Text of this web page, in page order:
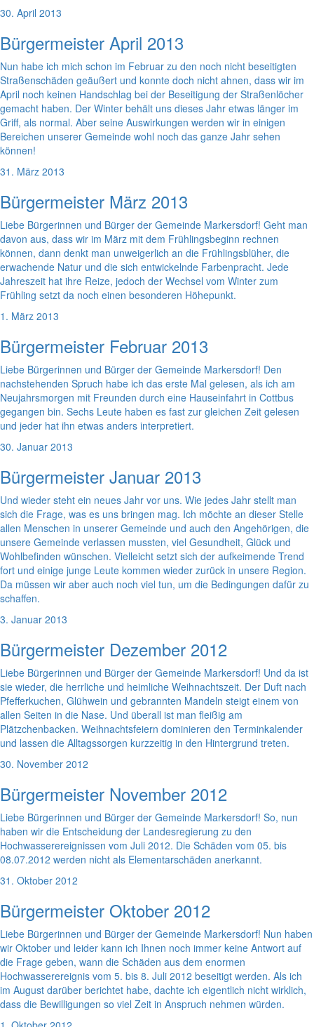
30. April 2013
Bürgermeister April 2013
Nun habe ich mich schon im Februar zu den noch nicht beseitigten
Straßenschäden geäußert und konnte doch nicht ahnen, dass wir im
April noch keinen Handschlag bei der Beseitigung der Straßenlöcher
gemacht haben. Der Winter behält uns dieses Jahr etwas länger im
Griff, als normal. Aber seine Auswirkungen werden wir in einigen
Bereichen unserer Gemeinde wohl noch das ganze Jahr sehen
können!
31. März 2013
Bürgermeister März 2013
Liebe Bürgerinnen und Bürger der Gemeinde Markersdorf! Geht man
davon aus, dass wir im März mit dem Frühlingsbeginn rechnen
können, dann denkt man unweigerlich an die Frühlingsblüher, die
erwachende Natur und die sich entwickelnde Farbenpracht. Jede
Jahreszeit hat ihre Reize, jedoch der Wechsel vom Winter zum
Frühling setzt da noch einen besonderen Höhepunkt.
1. März 2013
Bürgermeister Februar 2013
Liebe Bürgerinnen und Bürger der Gemeinde Markersdorf! Den
nachstehenden Spruch habe ich das erste Mal gelesen, als ich am
Neujahrsmorgen mit Freunden durch eine Hauseinfahrt in Cottbus
gegangen bin. Sechs Leute haben es fast zur gleichen Zeit gelesen
und jeder hat ihn etwas anders interpretiert.
30. Januar 2013
Bürgermeister Januar 2013
Und wieder steht ein neues Jahr vor uns. Wie jedes Jahr stellt man
sich die Frage, was es uns bringen mag. Ich möchte an dieser Stelle
allen Menschen in unserer Gemeinde und auch den Angehörigen, die
unsere Gemeinde verlassen mussten, viel Gesundheit, Glück und
Wohlbefinden wünschen. Vielleicht setzt sich der aufkeimende Trend
fort und einige junge Leute kommen wieder zurück in unsere Region.
Da müssen wir aber auch noch viel tun, um die Bedingungen dafür zu
schaffen.
3. Januar 2013
Bürgermeister Dezember 2012
Liebe Bürgerinnen und Bürger der Gemeinde Markersdorf! Und da ist
sie wieder, die herrliche und heimliche Weihnachtszeit. Der Duft nach
Pfefferkuchen, Glühwein und gebrannten Mandeln steigt einem von
allen Seiten in die Nase. Und überall ist man fleißig am
Plätzchenbacken. Weihnachtsfeiern dominieren den Terminkalender
und lassen die Alltagssorgen kurzzeitig in den Hintergrund treten.
30. November 2012
Bürgermeister November 2012
Liebe Bürgerinnen und Bürger der Gemeinde Markersdorf! So, nun
haben wir die Entscheidung der Landesregierung zu den
Hochwasserereignissen vom Juli 2012. Die Schäden vom 05. bis
08.07.2012 werden nicht als Elementarschäden anerkannt.
31. Oktober 2012
Bürgermeister Oktober 2012
Liebe Bürgerinnen und Bürger der Gemeinde Markersdorf! Nun haben
wir Oktober und leider kann ich Ihnen noch immer keine Antwort auf
die Frage geben, wann die Schäden aus dem enormen
Hochwasserereignis vom 5. bis 8. Juli 2012 beseitigt werden. Als ich
im August darüber berichtet habe, dachte ich eigentlich nicht wirklich,
dass die Bewilligungen so viel Zeit in Anspruch nehmen würden.